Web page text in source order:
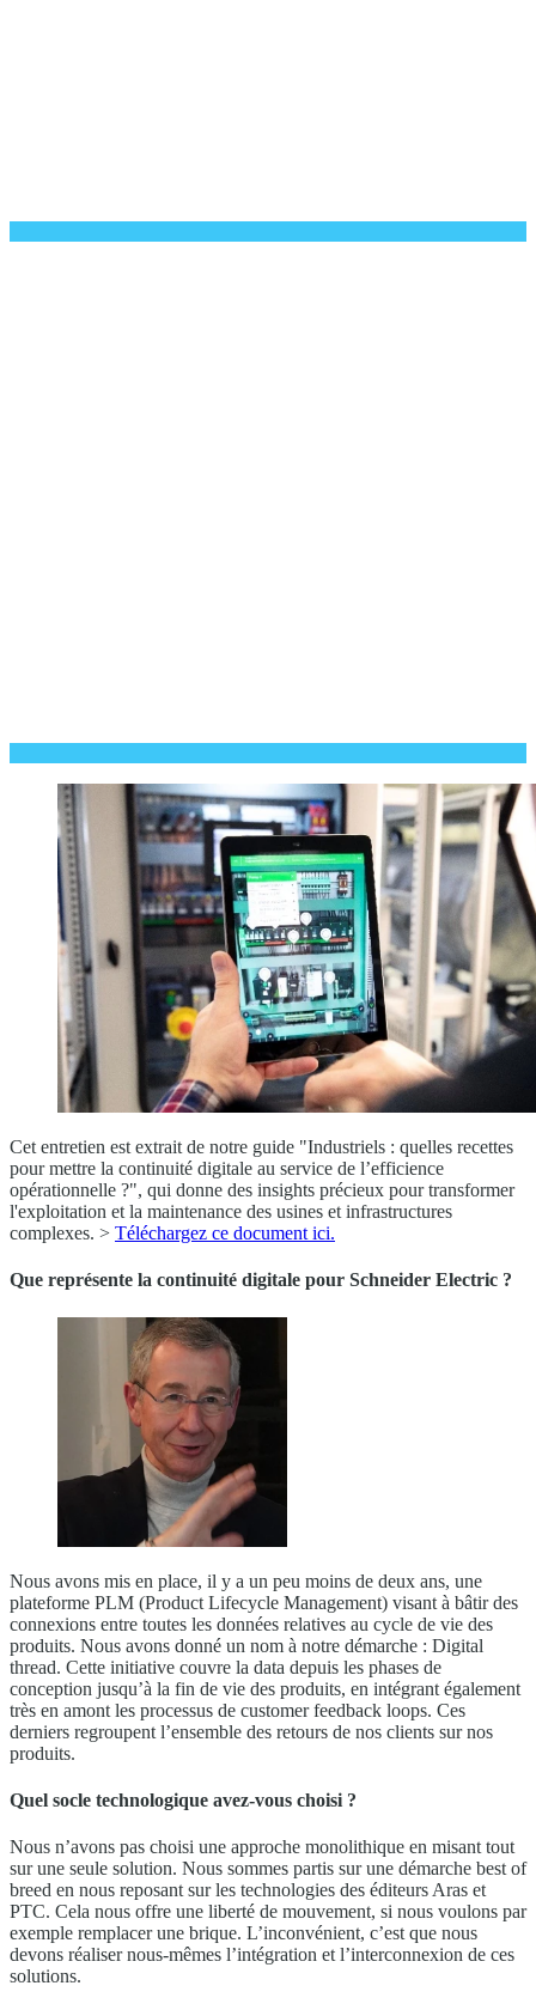
Cet entretien est extrait de notre guide "Industriels : quelles recettes
pour mettre la continuité digitale au service de l’efficience
opérationnelle ?", qui donne des insights précieux pour transformer
l'exploitation et la maintenance des usines et infrastructures
complexes. > Téléchargez ce document ici.
Que représente la continuité digitale pour Schneider Electric ?
Nous avons mis en place, il y a un peu moins de deux ans, une
plateforme PLM (Product Lifecycle Management) visant à bâtir des
connexions entre toutes les données relatives au cycle de vie des
produits. Nous avons donné un nom à notre démarche : Digital
thread. Cette initiative couvre la data depuis les phases de
conception jusqu’à la fin de vie des produits, en intégrant également
très en amont les processus de customer feedback loops. Ces
derniers regroupent l’ensemble des retours de nos clients sur nos
produits.
Quel socle technologique avez-vous choisi ?
Nous n’avons pas choisi une approche monolithique en misant tout
sur une seule solution. Nous sommes partis sur une démarche best of
breed en nous reposant sur les technologies des éditeurs Aras et
PTC. Cela nous offre une liberté de mouvement, si nous voulons par
exemple remplacer une brique. L’inconvénient, c’est que nous
devons réaliser nous-mêmes l’intégration et l’interconnexion de ces
solutions.